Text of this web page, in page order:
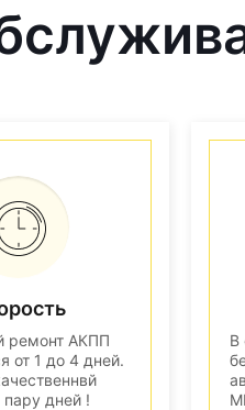
ремонт АКПП
от 1 до 4 дней.
пару дней !
В